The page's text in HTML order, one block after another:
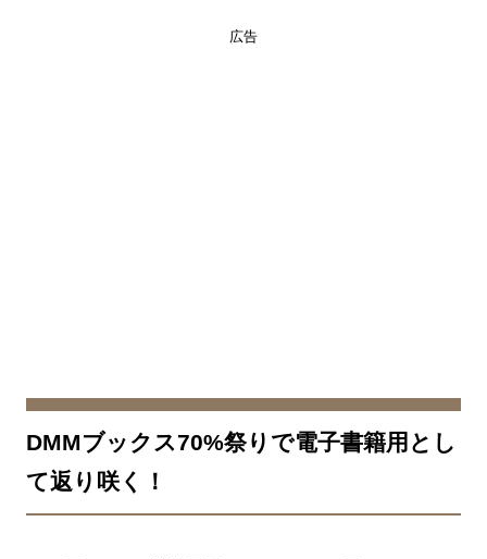
広告
DMMブックス70%祭りで電子書籍用とし
て返り咲く！